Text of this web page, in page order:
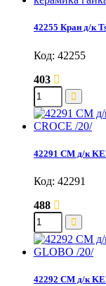
42255 Кран д/к
Код: 42255
403
42291 СМ д/к
Код: 42291
488
42292 СМ д/к